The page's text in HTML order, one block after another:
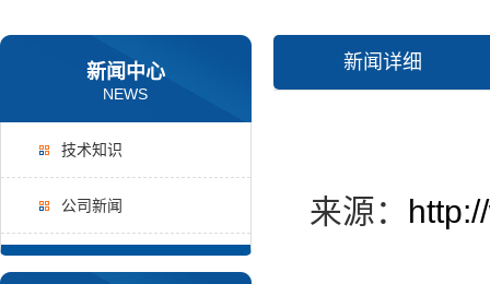
新闻中心
NEWS
技术知识
公司新闻
新闻详细
来源：